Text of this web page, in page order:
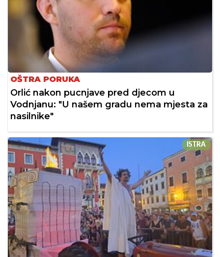
OŠTRA PORUKA
Orlić nakon pucnjave pred djecom u
Vodnjanu: "U našem gradu nema mjesta za
nasilnike"
ISTRA